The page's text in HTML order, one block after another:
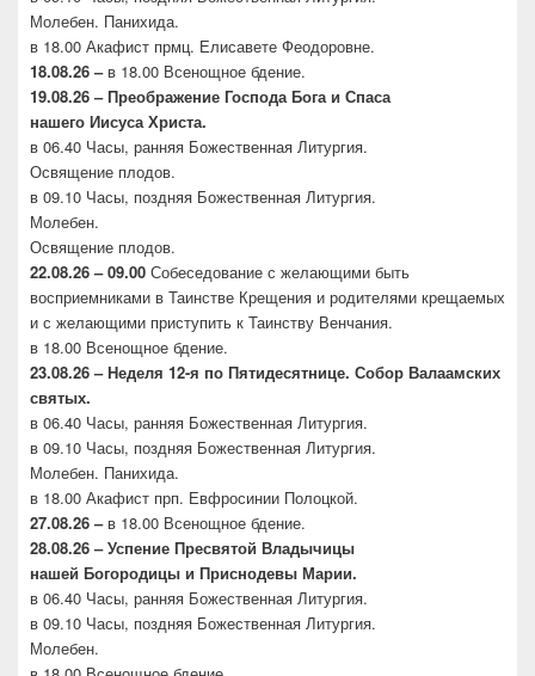
Молебен. Панихида.
в 18.00 Акафист прмц. Елисавете Феодоровне.
18.08.26 –в 18.00 Всенощное бдение.
19.08.26 – Преображение Господа Бога и Спаса
нашего Иисуса Христа.
в 06.40 Часы, ранняя Божественная Литургия.
Освящение плодов.
в 09.10 Часы, поздняя Божественная Литургия.
Молебен.
Освящение плодов.
22.08.26 – 09.00 Собеседование с желающими быть
восприемниками в Таинстве Крещения и родителями крещаемых
и с желающими приступить к Таинству Венчания.
в 18.00 Всенощное бдение.
23.08.26 – Неделя 12-я по Пятидесятнице. Собор Валаамских
святых.
в 06.40 Часы, ранняя Божественная Литургия.
в 09.10 Часы, поздняя Божественная Литургия.
Молебен. Панихида.
в 18.00 Акафист прп. Евфросинии Полоцкой.
27.08.26 –в 18.00 Всенощное бдение.
28.08.26 – Успение Пресвятой Владычицы
нашей Богородицы и Приснодевы Марии.
в 06.40 Часы, ранняя Божественная Литургия.
в 09.10 Часы, поздняя Божественная Литургия.
Молебен.